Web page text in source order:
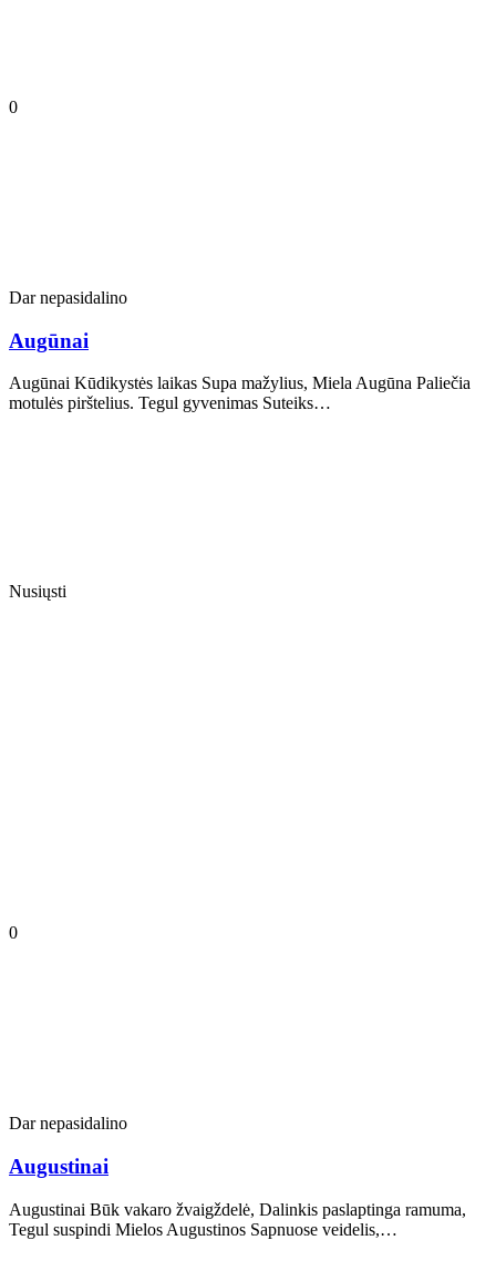
0
Dar nepasidalino
Augūnai
Augūnai Kūdikystės laikas Supa mažylius, Miela Augūna Paliečia
motulės pirštelius. Tegul gyvenimas Suteiks…
Nusiųsti
0
Dar nepasidalino
Augustinai
Augustinai Būk vakaro žvaigždelė, Dalinkis paslaptinga ramuma,
Tegul suspindi Mielos Augustinos Sapnuose veidelis,…